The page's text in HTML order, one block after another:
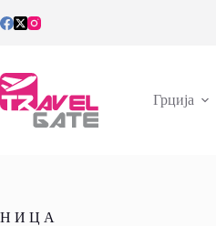
to
Грција
Н И Ц А